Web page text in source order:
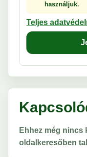
használjuk.
Teljes
Ehhez még nincs
oldalkeresőben